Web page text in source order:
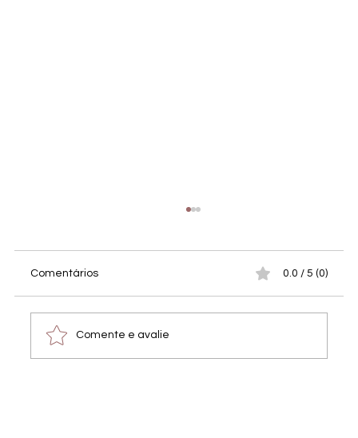
Comentários 0.0 / 5 (0)
Comente e avalie